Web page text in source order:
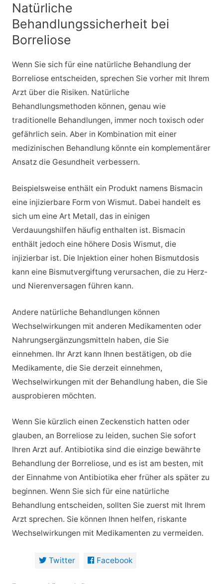
Natürliche
Behandlungssicherheit bei
Borreliose
Wenn Sie sich für eine natürliche Behandlung der
Borreliose entscheiden, sprechen Sie vorher mit Ihrem
Arzt über die Risiken. Natürliche
Behandlungsmethoden können, genau wie
traditionelle Behandlungen, immer noch toxisch oder
gefährlich sein. Aber in Kombination mit einer
medizinischen Behandlung könnte ein komplementärer
Ansatz die Gesundheit verbessern.
Beispielsweise enthält ein Produkt namens Bismacin
eine injizierbare Form von Wismut. Dabei handelt es
sich um eine Art Metall, das in einigen
Verdauungshilfen häufig enthalten ist. Bismacin
enthält jedoch eine höhere Dosis Wismut, die
injizierbar ist. Die Injektion einer hohen Bismutdosis
kann eine Bismutvergiftung verursachen, die zu Herz-
und Nierenversagen führen kann.
Andere natürliche Behandlungen können
Wechselwirkungen mit anderen Medikamenten oder
Nahrungsergänzungsmitteln haben, die Sie
einnehmen. Ihr Arzt kann Ihnen bestätigen, ob die
Medikamente, die Sie derzeit einnehmen,
Wechselwirkungen mit der Behandlung haben, die Sie
ausprobieren möchten.
Wenn Sie kürzlich einen Zeckenstich hatten oder
glauben, an Borreliose zu leiden, suchen Sie sofort
Ihren Arzt auf. Antibiotika sind die einzige bewährte
Behandlung der Borreliose, und es ist am besten, mit
der Einnahme von Antibiotika eher früher als später zu
beginnen. Wenn Sie sich für eine natürliche
Behandlung entscheiden, sollten Sie zuerst mit Ihrem
Arzt sprechen. Sie können Ihnen helfen, riskante
Wechselwirkungen mit Medikamenten zu vermeiden.
Twitter Facebook